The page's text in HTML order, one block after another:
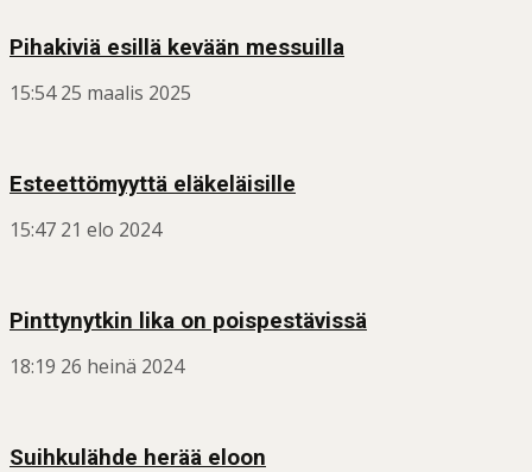
Pihakiviä esillä kevään messuilla
15:54 25 maalis 2025
Esteettömyyttä eläkeläisille
15:47 21 elo 2024
Pinttynytkin lika on poispestävissä
18:19 26 heinä 2024
Suihkulähde herää eloon